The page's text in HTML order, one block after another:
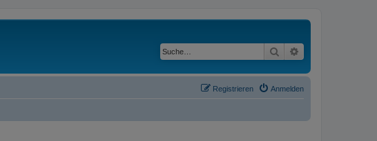
Suche
Anmelden
Registrieren